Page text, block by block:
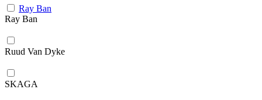
Ray Ban
Ray Ban
Ruud Van Dyke
SKAGA